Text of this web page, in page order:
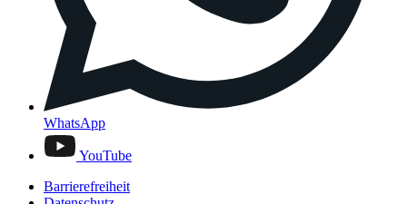
WhatsApp
YouTube
Barrierefreiheit